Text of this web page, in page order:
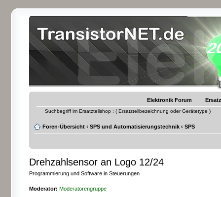
Elektronik Forum
Suchbegriff im Ersatzteilshop : ( Ersatzteilbezeichnung oder Gerätetype )
Foren-Übersicht ‹ SPS und Automatisierungstechnik ‹ SPS
Drehzahlsensor an Logo 12/24
Programmierung und Software in Steuerungen
Moderator: Moderatorengruppe